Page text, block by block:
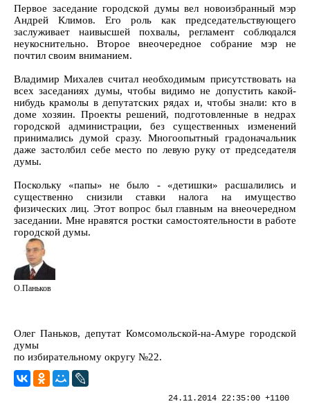
Первое заседание городской думы вел новоизбранный мэр
Андрей Климов. Его роль как председательствующего
заслуживает наивысшей похвалы, регламент соблюдался
неукоснительно. Второе внеочередное собрание мэр не
почтил своим вниманием.
Владимир Михалев считал необходимым присутствовать на
всех заседаниях думы, чтобы видимо не допустить какой-
нибудь крамолы в депутатских рядах и, чтобы знали: кто в
доме хозяин. Проекты решений, подготовленные в недрах
городской администрации, без существенных изменений
принимались думой сразу. Многоопытный градоначальник
даже застолбил себе место по левую руку от председателя
думы.
Поскольку «папы» не было - «детишки» расшалились и
существенно снизили ставки налога на имущество
физических лиц. Этот вопрос был главным на внеочередном
заседании. Мне нравятся ростки самостоятельности в работе
городской думы.
О.Паньков
Олег Паньков, депутат Комсомольской-на-Амуре городской
думы
по избирательному округу №22.
24.11.2014 22:35:00 +1100